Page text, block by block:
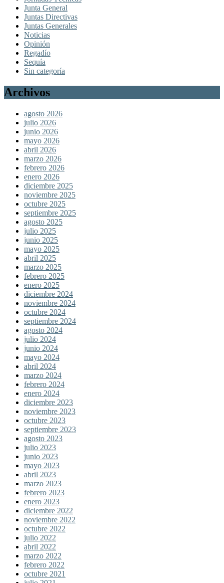
Junta General
Juntas Directivas
Juntas Generales
Noticias
Opinión
Regadío
Sequía
Sin categoría
Archivos
agosto 2026
julio 2026
junio 2026
mayo 2026
abril 2026
marzo 2026
febrero 2026
enero 2026
diciembre 2025
noviembre 2025
octubre 2025
septiembre 2025
agosto 2025
julio 2025
junio 2025
mayo 2025
abril 2025
marzo 2025
febrero 2025
enero 2025
diciembre 2024
noviembre 2024
octubre 2024
septiembre 2024
agosto 2024
julio 2024
junio 2024
mayo 2024
abril 2024
marzo 2024
febrero 2024
enero 2024
diciembre 2023
noviembre 2023
octubre 2023
septiembre 2023
agosto 2023
julio 2023
junio 2023
mayo 2023
abril 2023
marzo 2023
febrero 2023
enero 2023
diciembre 2022
noviembre 2022
octubre 2022
julio 2022
abril 2022
marzo 2022
febrero 2022
octubre 2021